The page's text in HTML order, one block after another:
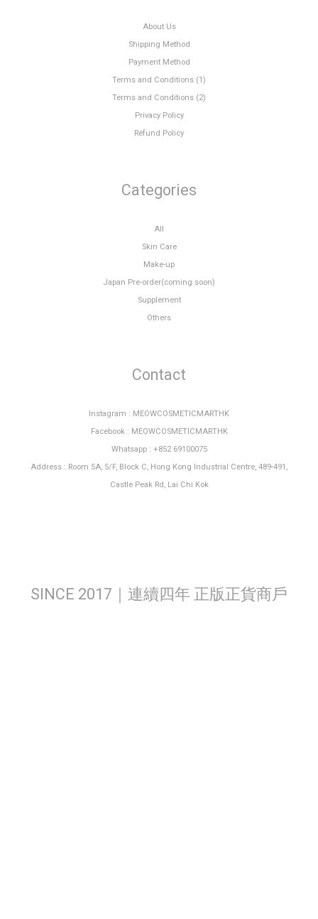
About Us
Shipping Method
Payment Method
Terms and Conditions (1)
Terms and Conditions (2)
Privacy Policy
Refund Policy
Categories
All
Skin Care
Make-up
Japan Pre-order(coming soon)
Supplement
Others
Contact
Instagram : MEOWCOSMETICMARTHK
Facebook : MEOWCOSMETICMARTHK
Whatsapp : +852 69100075
Address : Room 5A, 5/F, Block C, Hong Kong Industrial Centre, 489-491,
Castle Peak Rd, Lai Chi Kok
SINCE 2017｜連續四年 正版正貨商戶